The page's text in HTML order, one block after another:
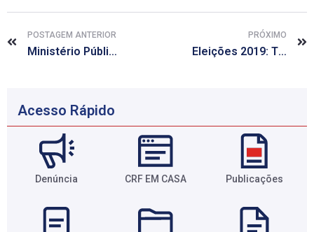
POSTAGEM ANTERIOR
Ministério Público de Alagoas e CRF/AL fiscalizam serviço de abastecimento farmacêutico nas unidades de saúde de Maceió
PRÓXIMO
Eleições 2019: Tire suas dúvidas sobre o uso da senha
Acesso Rápido
Denúncia CRF EM CASA Publicações